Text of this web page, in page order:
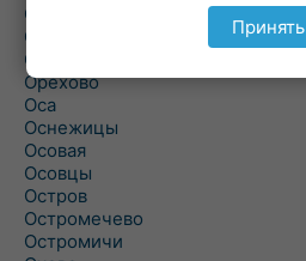
Ольшаны
Омельная
Ополь
Орехово
Оса
Оснежицы
Осовая
Осовцы
Остров
Остромечево
Остромичи
Принять